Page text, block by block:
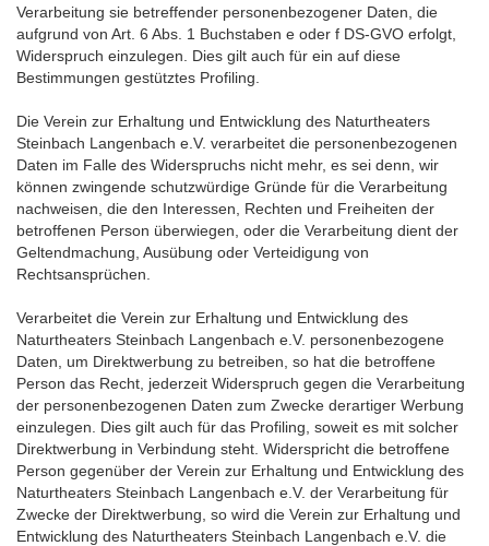
Verarbeitung sie betreffender personenbezogener Daten, die
aufgrund von Art. 6 Abs. 1 Buchstaben e oder f DS-GVO erfolgt,
Widerspruch einzulegen. Dies gilt auch für ein auf diese
Bestimmungen gestütztes Profiling.
Die Verein zur Erhaltung und Entwicklung des Naturtheaters
Steinbach Langenbach e.V. verarbeitet die personenbezogenen
Daten im Falle des Widerspruchs nicht mehr, es sei denn, wir
können zwingende schutzwürdige Gründe für die Verarbeitung
nachweisen, die den Interessen, Rechten und Freiheiten der
betroffenen Person überwiegen, oder die Verarbeitung dient der
Geltendmachung, Ausübung oder Verteidigung von
Rechtsansprüchen.
Verarbeitet die Verein zur Erhaltung und Entwicklung des
Naturtheaters Steinbach Langenbach e.V. personenbezogene
Daten, um Direktwerbung zu betreiben, so hat die betroffene
Person das Recht, jederzeit Widerspruch gegen die Verarbeitung
der personenbezogenen Daten zum Zwecke derartiger Werbung
einzulegen. Dies gilt auch für das Profiling, soweit es mit solcher
Direktwerbung in Verbindung steht. Widerspricht die betroffene
Person gegenüber der Verein zur Erhaltung und Entwicklung des
Naturtheaters Steinbach Langenbach e.V. der Verarbeitung für
Zwecke der Direktwerbung, so wird die Verein zur Erhaltung und
Entwicklung des Naturtheaters Steinbach Langenbach e.V. die